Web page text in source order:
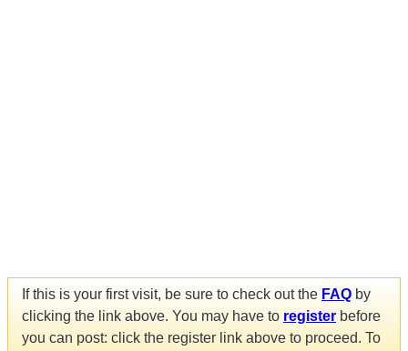
If this is your first visit, be sure to check out the FAQ by
clicking the link above. You may have to register before
you can post: click the register link above to proceed. To